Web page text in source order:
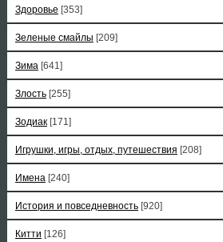
Здоровье [353]
Зеленые смайлы [209]
Зима [641]
Злость [255]
Зодиак [171]
Игрушки, игры, отдых, путешествия [208]
Имена [240]
История и повседневность [920]
Китти [126]